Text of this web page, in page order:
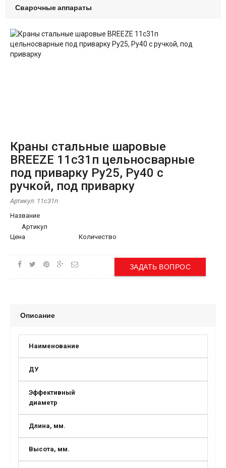
Сварочные аппараты
Краны стальные шаровые
BREEZE 11c31п цельносварные
под приварку Ру25, Ру40 с
ручкой, под приварку
Артикул: 11c31п
Название
Артикул
Цена
Количество
ЗАДАТЬ ВОПРОС
Описание
Наименование
ДУ
Эффективный
диаметр
Длина, мм.
Высота, мм.